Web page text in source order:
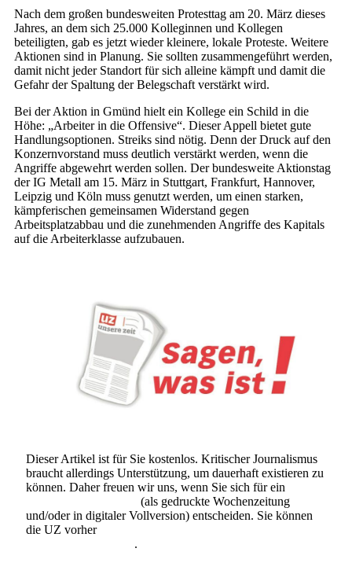
Nach dem großen bundesweiten Protesttag am 20. März dieses
Jahres, an dem sich 25.000 Kolleginnen und Kollegen
beteiligten, gab es jetzt wieder kleinere, lokale Proteste. Weitere
Aktionen sind in Planung. Sie sollten zusammengeführt werden,
damit nicht jeder Standort für sich alleine kämpft und damit die
Gefahr der Spaltung der Belegschaft verstärkt wird.
Bei der Aktion in Gmünd hielt ein Kollege ein Schild in die
Höhe: „Arbeiter in die Offensive“. Dieser Appell bietet gute
Handlungsoptionen. Streiks sind nötig. Denn der Druck auf den
Konzernvorstand muss deutlich verstärkt werden, wenn die
Angriffe abgewehrt werden sollen. Der bundesweite Aktionstag
der IG Metall am 15. März in Stuttgart, Frankfurt, Hannover,
Leipzig und Köln muss genutzt werden, um einen starken,
kämpferischen gemeinsamen Widerstand gegen
Arbeitsplatzabbau und die zunehmenden Angriffe des Kapitals
auf die Arbeiterklasse aufzubauen.
Dieser Artikel ist für Sie kostenlos. Kritischer Journalismus
braucht allerdings Unterstützung, um dauerhaft existieren zu
können. Daher freuen wir uns, wenn Sie sich für ein
(als gedruckte Wochenzeitung
und/oder in digitaler Vollversion) entscheiden. Sie können
die UZ vorher
.